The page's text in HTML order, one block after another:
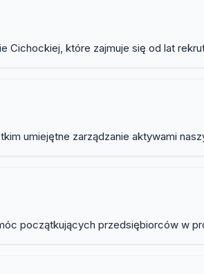
Cichockiej, które zajmuje się od lat
umiejętne zarządzanie aktywami
początkujących przedsiębiorców w